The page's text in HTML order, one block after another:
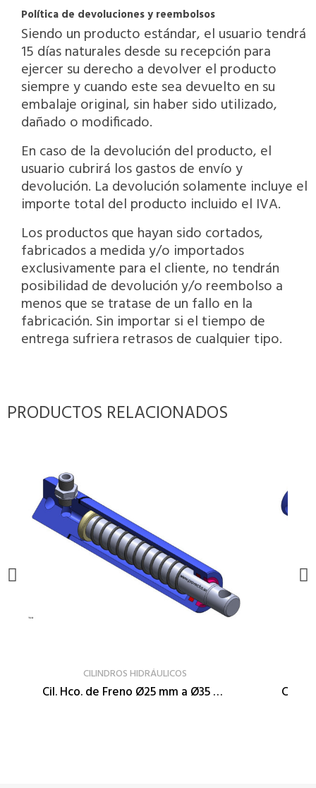
Política de devoluciones y reembolsos
Siendo un producto estándar, el usuario tendrá
15 días naturales desde su recepción para
ejercer su derecho a devolver el producto
siempre y cuando este sea devuelto en su
embalaje original, sin haber sido utilizado,
dañado o modificado.
En caso de la devolución del producto, el
usuario cubrirá los gastos de envío y
devolución. La devolución solamente incluye el
importe total del producto incluido el IVA.
Los productos que hayan sido cortados,
fabricados a medida y/o importados
exclusivamente para el cliente, no tendrán
posibilidad de devolución y/o reembolso a
menos que se tratase de un fallo en la
fabricación. Sin importar si el tiempo de
entrega sufriera retrasos de cualquier tipo.
PRODUCTOS RELACIONADOS
VER PRODUCTO
CILINDROS HIDRÁULICOS
Cil. Hco. de Freno Ø25 mm a Ø35 mm Cil.